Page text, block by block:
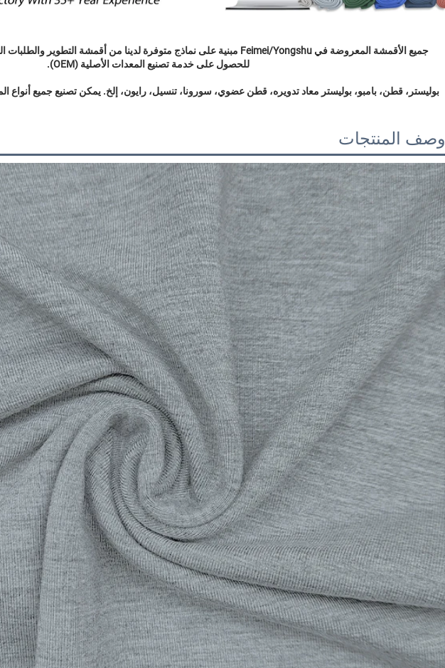
للحصول على خدمة تصنيع المعدات الأصلية (OEM).
بوليستر، قطن، بامبو، بوليستر معاد تدويره، قطن عضوي، سورونا، تنسيل، رايون، إلخ. يمكن تصنيع جميع أنواع
وصف المنتجات